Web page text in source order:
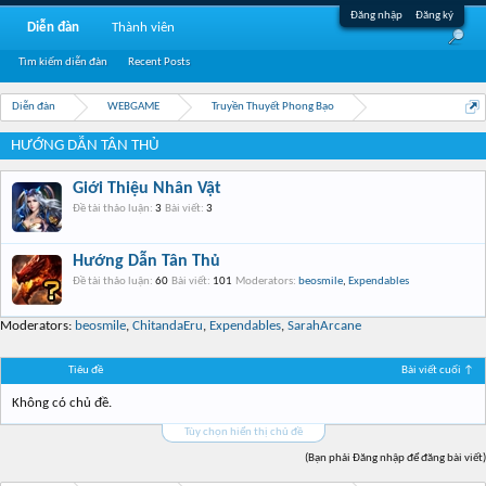
Đăng nhập Đăng ký
Diễn đàn WEBGAME Truyền Thuyết Phong Bạo
HƯỚNG DẪN TÂN THỦ
Giới Thiệu Nhân Vật
Đề tài thảo luận: 3 Bài viết: 3
Hướng Dẫn Tân Thủ
Đề tài thảo luận: 60 Bài viết: 101 Moderators: beosmile, Expendables
Moderators: beosmile, ChitandaEru, Expendables, SarahArcane
Tiêu đề Bài viết cuối ↑
Không có chủ đề.
Tùy chọn hiển thị chủ đề
(Bạn phải Đăng nhập để đăng bài viết)
Diễn đàn
Tìm kiếm diễn đàn Recent Posts
Thành viên